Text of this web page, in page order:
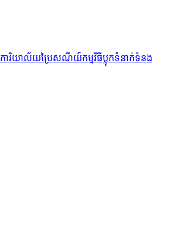
ការិយាល័យប្រៃសណីយ៍កម្មវិធីប្លុកទំនាក់ទំនង